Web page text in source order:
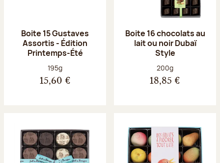
Boite 15 Gustaves
Assortis - Édition
Printemps-Été
Poids net :
195g
15,60 €
Boite 16 chocolats au
lait ou noir Dubaï
Style
Poids net :
200g
18,85 €